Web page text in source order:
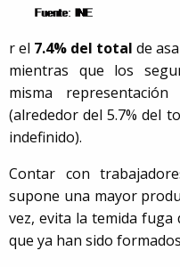
r el 7.4% del total de
mientras que los
misma
(alrededor del 5.7% del
indefinido).
Contar con
supone una mayor
vez, evita la temida fuga
que ya han sido